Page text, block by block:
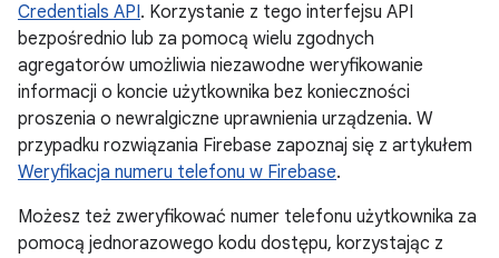
Credentials API. Korzystanie z tego interfejsu API
bezpośrednio lub za pomocą wielu zgodnych
agregatorów umożliwia niezawodne weryfikowanie
informacji o koncie użytkownika bez konieczności
proszenia o newralgiczne uprawnienia urządzenia. W
przypadku rozwiązania Firebase zapoznaj się z artykułem
Weryfikacja numeru telefonu w Firebase.
Możesz też zweryfikować numer telefonu użytkownika za
pomocą jednorazowego kodu dostępu, korzystając z